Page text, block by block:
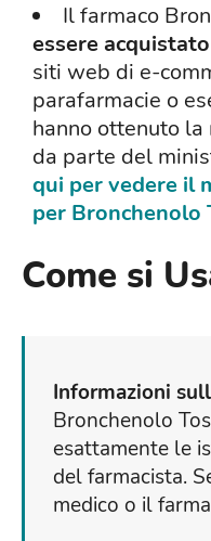
Il farmaco
essere
siti web di e-
parafarmacie o
hanno ottenuto
da parte del
qui per vedere il
per Bronchenolo
Come si
Informazioni
Bronchenolo
esattamente le
del farmacista.
medico o il